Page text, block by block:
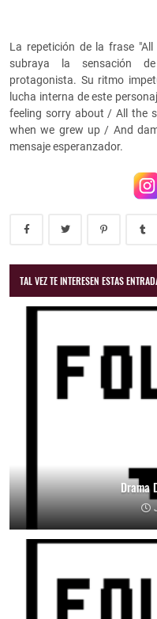
La repetición de la frase
subraya la sensación
protagonista. Su ritmo
lucha interna de este
feeling sorry about / All the
when we grew up / And
mensaje esperanzador.
TAL VEZ TE INTERESEN ESTAS
Drama